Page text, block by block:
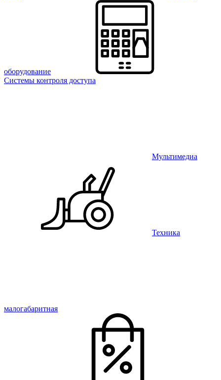
оборудование
Системы контроля доступа
Мультимедиа
Техника
малогабаритная